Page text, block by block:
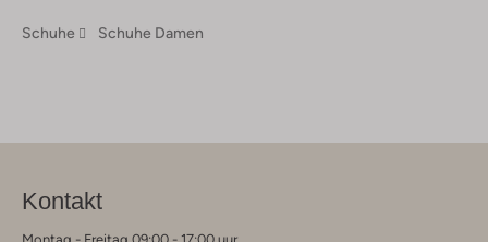
Schuhe Schuhe Damen
Kontakt